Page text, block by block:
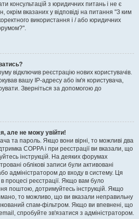
консультацій з юридичних питань і не є
окрім вказаних у відповіді на питання "З ким
використання і / або юридичних
відключив реєстрацію нових користувачів.
вашу IP-адресу або ім'я користувача,
Зверніться за допомогою до
але не можу увійти!
та пароль. Якщо вони вірні, то можливі два
COPPA і при реєстрації ви вказали, що
інструкцій. На деяких форумах
облікові записи були активовані
адміністратором до входу в систему. Ця
процесі реєстрації. Якщо вам було
поштою, дотримуйтесь інструкцій. Якщо
то можливо, що ви вказали неправильну
спам-фільтром. Якщо ви впевнені, що
спробуйте зв'язатися з адміністратором.